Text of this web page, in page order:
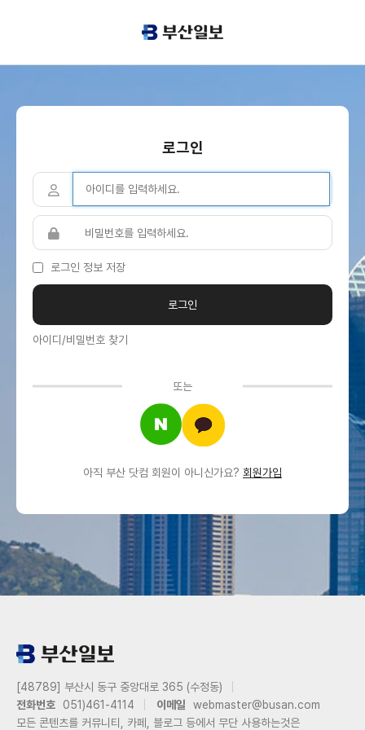
로그인
로그인 정보 저장
아이디/비밀번호 찾기
또는
아직 부산 닷컴 회원이 아니신가요? 회원가입
[48789] 부산시 동구 중앙대로 365 (수정동)
전화번호
051)461-4114 이메일
webmaster@busan.com
모든 콘텐츠를 커뮤니티, 카페, 블로그 등에서 무단 사용하는것은